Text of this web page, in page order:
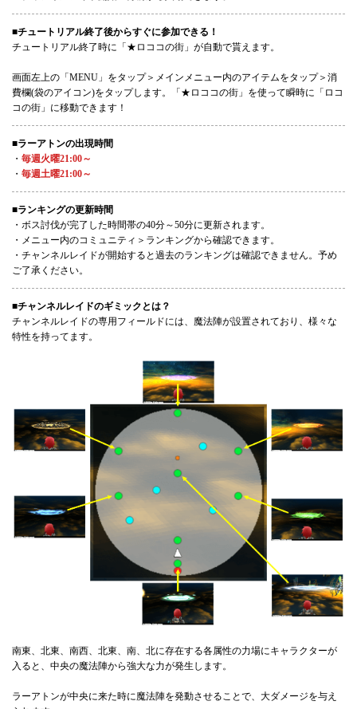
■チュートリアル終了後からすぐに参加できる！
チュートリアル終了時に「★ロココの街」が自動で貰えます。
画面左上の「MENU」をタップ＞メインメニュー内のアイテムをタップ＞消
費欄(袋のアイコン)をタップします。「★ロココの街」を使って瞬時に「ロコ
コの街」に移動できます！
■ラーアトンの出現時間
・ 毎週火曜21:00～
・ 毎週土曜21:00～
■ランキングの更新時間
・ボス討伐が完了した時間帯の40分～50分に更新されます。
・メニュー内のコミュニティ＞ランキングから確認できます。
・チャンネルレイドが開始すると過去のランキングは確認できません。予め
ご了承ください。
■チャンネルレイドのギミックとは？
チャンネルレイドの専用フィールドには、魔法陣が設置されており、様々な
特性を持ってます。
南東、北東、南西、北東、南、北に存在する各属性の力場にキャラクターが
入ると、中央の魔法陣から強大な力が発生します。
ラーアトンが中央に来た時に魔法陣を発動させることで、大ダメージを与え